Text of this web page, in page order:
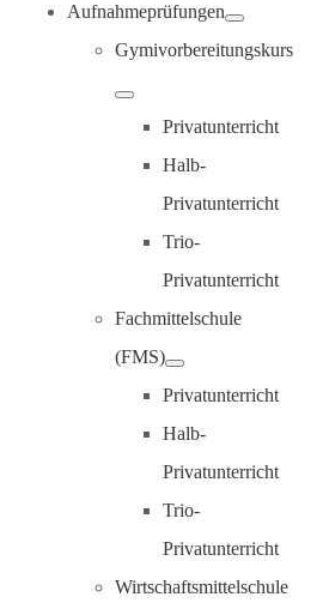
Aufnahmeprüfungen
Gymivorbereitungskurs
Privatunterricht
Halb-
Privatunterricht
Trio-
Privatunterricht
Fachmittelschule
(FMS)
Privatunterricht
Halb-
Privatunterricht
Trio-
Privatunterricht
Wirtschaftsmittelschule